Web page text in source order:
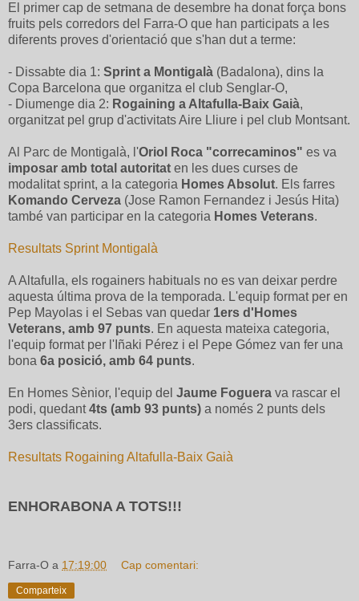
El primer cap de setmana de desembre ha donat força bons
fruits pels corredors del Farra-O que han participats a les
diferents proves d'orientació que s'han dut a terme:
- Dissabte dia 1: Sprint a Montigalà (Badalona), dins la
Copa Barcelona que organitza el club Senglar-O,
- Diumenge dia 2: Rogaining a Altafulla-Baix Gaià,
organitzat pel grup d'activitats Aire Lliure i pel club Montsant.
Al Parc de Montigalà, l'Oriol Roca "correcaminos" es va
imposar amb total autoritat en les dues curses de
modalitat sprint, a la categoria Homes Absolut. Els farres
Komando Cerveza (Jose Ramon Fernandez i Jesús Hita)
també van participar en la categoria Homes Veterans.
Resultats Sprint Montigalà
A Altafulla, els rogainers habituals no es van deixar perdre
aquesta última prova de la temporada. L'equip format per en
Pep Mayolas i el Sebas van quedar 1ers d'Homes
Veterans, amb 97 punts. En aquesta mateixa categoria,
l'equip format per l'Iñaki Pérez i el Pepe Gómez van fer una
bona 6a posició, amb 64 punts.
En Homes Sènior, l'equip del Jaume Foguera va rascar el
podi, quedant4ts (amb 93 punts) a només 2 punts dels
3ers classificats.
Resultats Rogaining Altafulla-Baix Gaià
ENHORABONA A TOTS!!!
Farra-O a 17:19:00 Cap comentari:
Comparteix